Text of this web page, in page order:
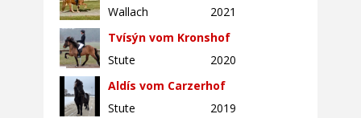
Wallach
2021
Tvísýn vom Kronshof
Stute
2020
Aldís vom Carzerhof
Stute
2019